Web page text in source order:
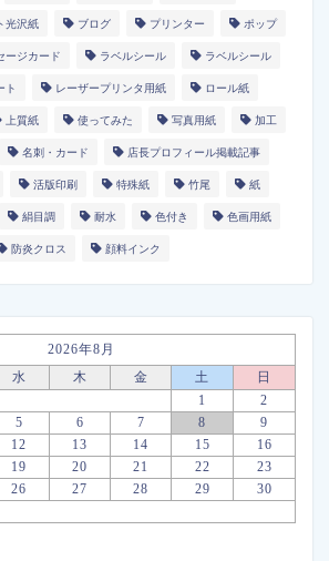
光沢紙 ブログ プリンター ポップ
ージカード ラベルシール ラベルシール
ト レーザープリンタ用紙 ロール紙
上質紙 使ってみた 写真用紙 加工
名刺・カード 店長プロフィール掲載記事
活版印刷 特殊紙 竹尾 紙
絹目調 耐水 色付き 色画用紙
防炎クロス 顔料インク
2026年8月
水 木 金 土
日
1
2
5 6 7 8
9
12 13 14 15
16
19 20 21 22
23
26 27 28 29
30